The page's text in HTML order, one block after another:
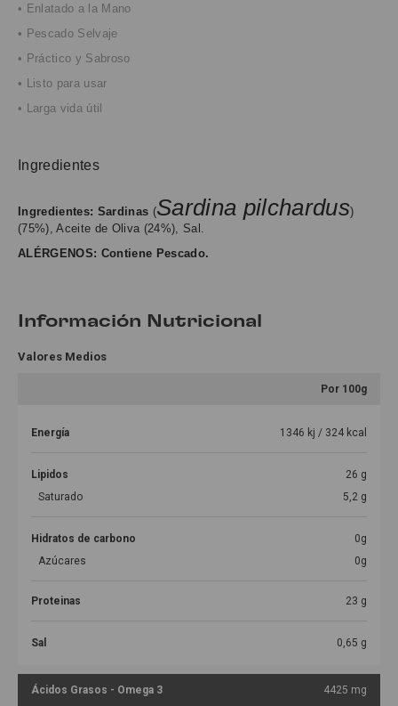
• Enlatado a la Mano
• Pescado Selvaje
• Práctico y Sabroso
• Listo para usar
• Larga vida útil
Ingredientes
Ingredientes: Sardinas (Sardina pilchardus)
(75%),Aceite de Oliva (24%), Sal
ALÉRGENOS: Contiene Pescado.
Información Nutricional
Valores Medios
Por 100g
Energía 1346 kj / 324 kcal
Lipidos
26 g
Saturado
5,2 g
Hidratos de carbono
0g
Azúcares
0g
Proteinas 23 g
Sal 0,65 g
Ácidos Grasos - Omega 3 4425 mg